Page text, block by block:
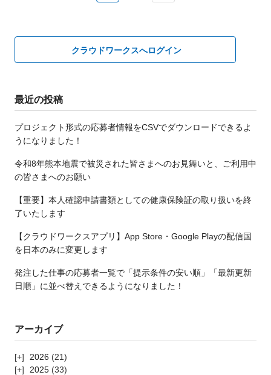
クラウドワークスへログイン
最近の投稿
プロジェクト形式の応募者情報をCSVでダウンロードできるよ
うになりました！
令和8年熊本地震で被災された皆さまへのお見舞いと、ご利用中
の皆さまへのお願い
【重要】本人確認申請書類としての健康保険証の取り扱いを終
了いたします
【クラウドワークスアプリ】App Store・Google Playの配信国
を日本のみに変更します
発注した仕事の応募者一覧で「提示条件の安い順」「最新更新
日順」に並べ替えできるようになりました！
アーカイブ
2026 (21)
2025 (33)